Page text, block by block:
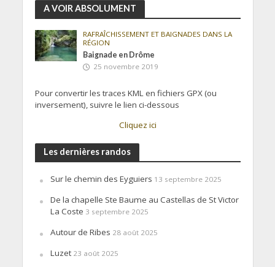
A VOIR ABSOLUMENT
RAFRAÎCHISSEMENT ET BAIGNADES DANS LA
RÉGION
Baignade en Drôme
25 novembre 2019
Pour convertir les traces KML en fichiers GPX (ou
inversement), suivre le lien ci-dessous
Cliquez ici
Les dernières randos
Sur le chemin des Eyguiers 13 septembre 2025
De la chapelle Ste Baume au Castellas de St Victor
La Coste 3 septembre 2025
Autour de Ribes 28 août 2025
Luzet 23 août 2025